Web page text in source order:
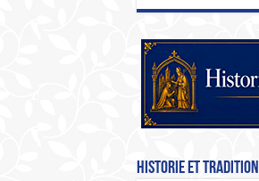
Historie et Tradition